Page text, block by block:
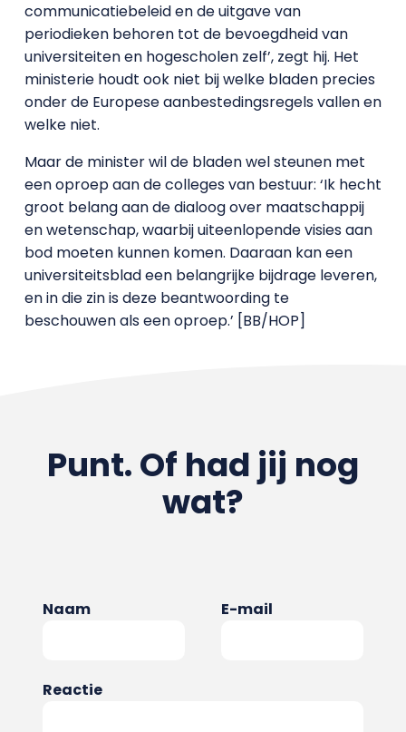
communicatiebeleid en de uitgave van
periodieken behoren tot de bevoegdheid van
universiteiten en hogescholen zelf’, zegt hij. Het
ministerie houdt ook niet bij welke bladen precies
onder de Europese aanbestedingsregels vallen en
welke niet.
Maar de minister wil de bladen wel steunen met
een oproep aan de colleges van bestuur: ‘Ik hecht
groot belang aan de dialoog over maatschappij
en wetenschap, waarbij uiteenlopende visies aan
bod moeten kunnen komen. Daaraan kan een
universiteitsblad een belangrijke bijdrage leveren,
en in die zin is deze beantwoording te
beschouwen als een oproep.’ [BB/HOP]
Punt. Of had jij nog
wat?
Naam E-mail
Reactie